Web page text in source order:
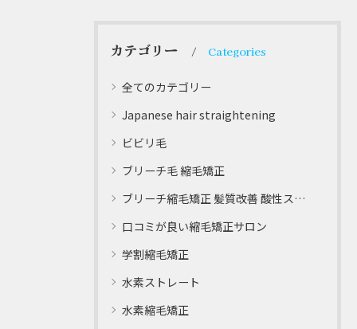
カテゴリー Categories
全てのカテゴリー
Japanese hair straightening
ビビリ毛
ブリーチ毛 縮毛矯正
ブリーチ縮毛矯正 髪質改善 酸性ストレート
口コミが良い縮毛矯正サロン
学割縮毛矯正
水素ストレート
水素縮毛矯正